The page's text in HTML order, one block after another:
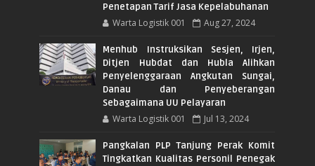
Penetapan Tarif Jasa Kepelabuhanan
Warta Logistik 001 Aug 27, 2024
Menhub Instruksikan Sesjen, Irjen,
Ditjen Hubdat dan Hubla Alihkan
Penyelenggaraan Angkutan Sungai,
Danau dan Penyeberangan
Sebagaimana UU Pelayaran
Warta Logistik 001 Jul 13, 2024
Pangkalan PLP Tanjung Perak Komit
Tingkatkan Kualitas Personil Penegak